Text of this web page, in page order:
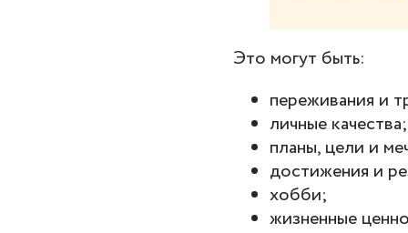
Это могут быть:
переживания и
личные
планы, цели и
достижения и
хобби;
жизненные